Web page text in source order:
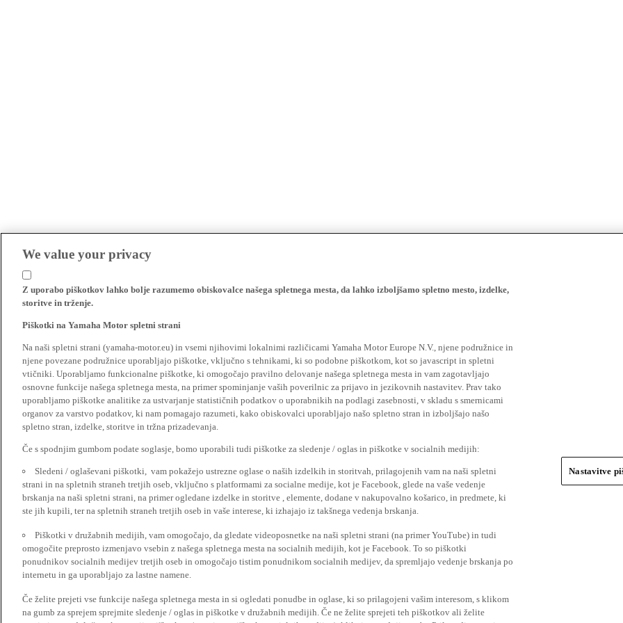
We value your privacy
Z uporabo piškotkov lahko bolje razumemo obiskovalce našega spletnega mesta, da lahko izboljšamo spletno mesto, izdelke,
storitve in trženje.
Piškotki na Yamaha Motor spletni strani
Na naši spletni strani (yamaha-motor.eu) in vsemi njihovimi lokalnimi različicami Yamaha Motor Europe N.V., njene podružnice in
njene povezane podružnice uporabljajo piškotke, vključno s tehnikami, ki so podobne piškotkom, kot so javascript in spletni
vtičniki. Uporabljamo funkcionalne piškotke, ki omogočajo pravilno delovanje našega spletnega mesta in vam zagotavljajo
osnovne funkcije našega spletnega mesta, na primer spominjanje vaših poverilnic za prijavo in jezikovnih nastavitev. Prav tako
uporabljamo piškotke analitike za ustvarjanje statističnih podatkov o uporabnikih na podlagi zasebnosti, v skladu s smernicami
organov za varstvo podatkov, ki nam pomagajo razumeti, kako obiskovalci uporabljajo našo spletno stran in izboljšajo našo
spletno stran, izdelke, storitve in tržna prizadevanja.
Če s spodnjim gumbom podate soglasje, bomo uporabili tudi piškotke za sledenje / oglas in piškotke v socialnih medijih:
Sledeni / oglaševani piškotki, vam pokažejo ustrezne oglase o naših izdelkih in storitvah, prilagojenih vam na naši spletni
strani in na spletnih straneh tretjih oseb, vključno s platformami za socialne medije, kot je Facebook, glede na vaše vedenje
brskanja na naši spletni strani, na primer ogledane izdelke in storitve , elemente, dodane v nakupovalno košarico, in predmete, ki
ste jih kupili, ter na spletnih straneh tretjih oseb in vaše interese, ki izhajajo iz takšnega vedenja brskanja.
Piškotki v družabnih medijih, vam omogočajo, da gledate videoposnetke na naši spletni strani (na primer YouTube) in tudi
omogočite preprosto izmenjavo vsebin z našega spletnega mesta na socialnih medijih, kot je Facebook. To so piškotki
ponudnikov socialnih medijev tretjih oseb in omogočajo tistim ponudnikom socialnih medijev, da spremljajo vedenje brskanja po
internetu in ga uporabljajo za lastne namene.
Če želite prejeti vse funkcije našega spletnega mesta in si ogledati ponudbe in oglase, ki so prilagojeni vašim interesom, s klikom
na gumb za sprejem sprejmite sledenje / oglas in piškotke v družabnih medijih. Če ne želite sprejeti teh piškotkov ali želite
Nastavitve